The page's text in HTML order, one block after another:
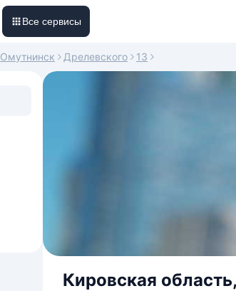
Все сервисы
Омутнинск Дрелевского 13
Кировская